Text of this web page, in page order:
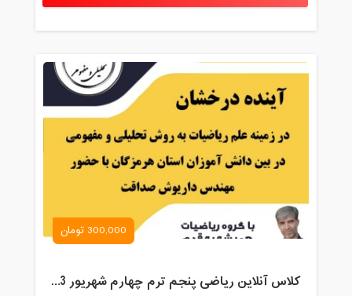
300,000 تومان
کلاس آنلاین ریاضی پنجم ترم چهارم شهریور 1403